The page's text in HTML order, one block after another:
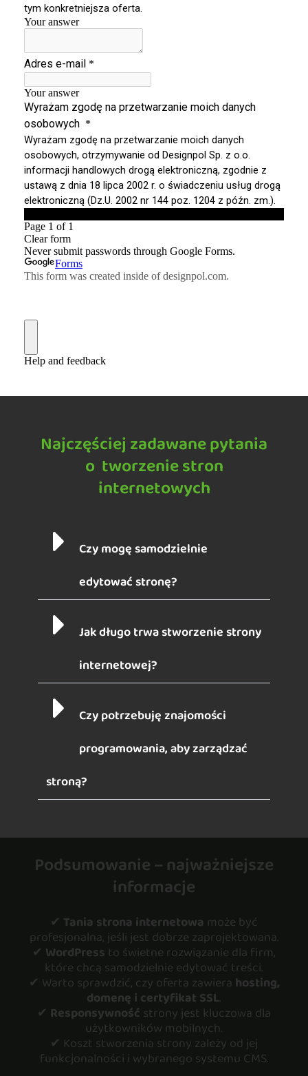
Najczęściej zadawane pytania
o tworzenie stron
internetowych
Czy mogę samodzielnie
edytować stronę?
Jak długo trwa stworzenie strony
internetowej?
Czy potrzebuję znajomości
programowania, aby zarządzać
stroną?
Podsumowanie – najważniejsze
informacje
✔ Tania strona internetowa może być
profesjonalna, jeśli jest dobrze zaprojektowana.
✔ WordPress to świetne rozwiązanie dla firm,
które chcą samodzielnie edytować treści.
✔ Warto sprawdzić, czy oferta zawiera hosting,
domenę i certyfikat SSL.
✔ Responsywność strony jest kluczowa dla
użytkowników mobilnych.
✔ Koszt stworzenia strony zależy od jej
funkcjonalności i wybranego systemu CMS.